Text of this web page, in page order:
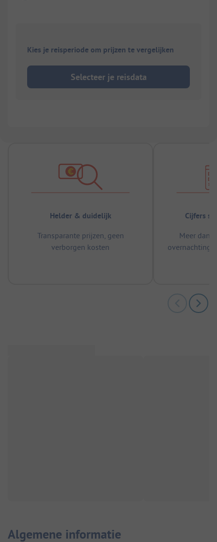
Kies je reisperiode om prijzen te vergelijken
Selecteer je reisdata
Helder & duidelijk
Transparante prijzen, geen
verborgen kosten
Cijfers
Meer dan
Algemene informatie